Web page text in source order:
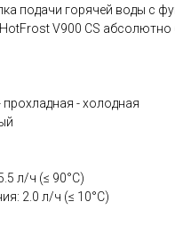
подачи горячей воды с
V900 CS
- холодная
л/ч (≤ 90°C)
2.0 л/ч (≤ 10°C)